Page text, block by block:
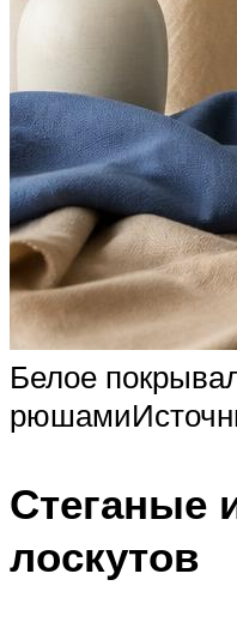
Белое
Стеганые
лоскутов